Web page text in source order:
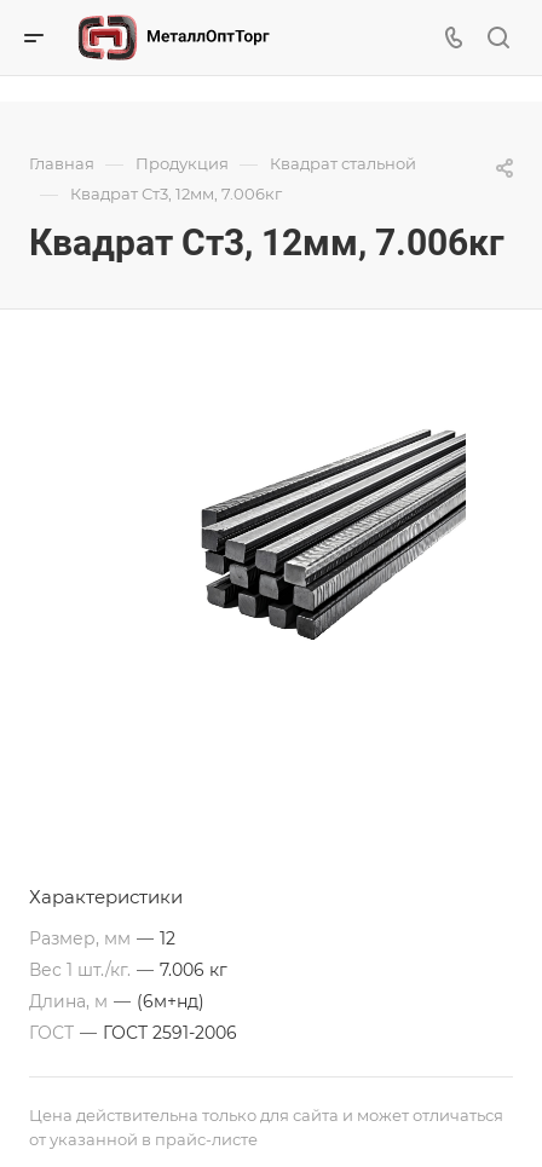
Главная — Продукция — Квадрат стальной
— Квадрат Ст3, 12мм, 7.006кг
Квадрат Ст3, 12мм, 7.006кг
Характеристики
Размер, мм — 12
Вес 1 шт./кг. — 7.006 кг
Длина, м — (6м+нд)
ГОСТ — ГОСТ 2591-2006
Цена действительна только для сайта и может отличаться
от указанной в прайс-листе